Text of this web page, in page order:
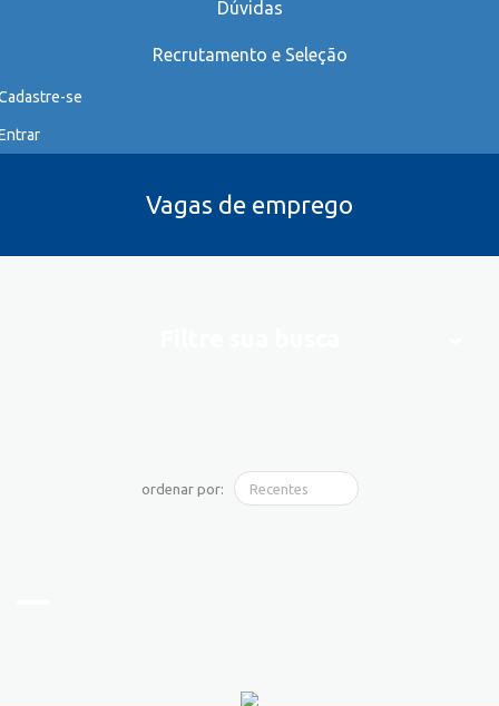
Dúvidas
Recrutamento e Seleção
se
Vagas de emprego
ordenar por: